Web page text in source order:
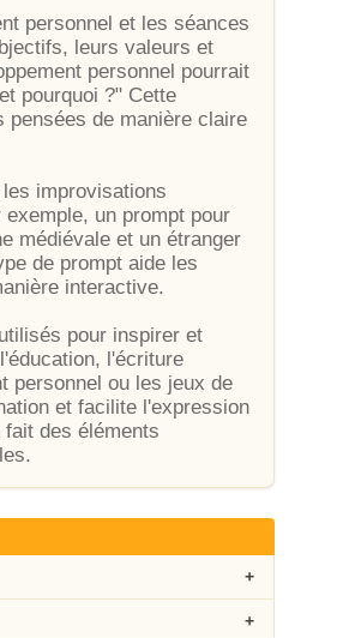
personnel et les séances
leurs valeurs et
personnel pourrait
pourquoi ?" Cette
de manière claire
improvisations
un prompt pour
médiévale et un étranger
de prompt aide les
interactive.
pour inspirer et
l'écriture
personnel ou les jeux de
et facilite l'expression
des éléments